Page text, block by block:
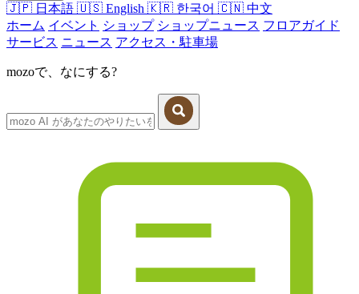
🇯🇵 日本語 🇺🇸 English 🇰🇷 한국어 🇨🇳 中文
ホーム イベント ショップ ショップニュース フロアガイド
サービス ニュース アクセス・駐車場
mozoで、なにする?